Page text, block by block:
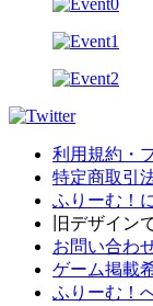
利用規約・
特定商取引
ふりーむ！
旧デザイン
お問い合わ
ゲーム掲載
ふりーむ！